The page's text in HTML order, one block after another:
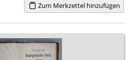
Zum Merkzettel hinzufügen